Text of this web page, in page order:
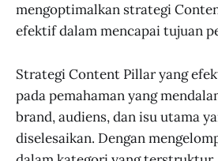
mengoptimalkan strategi
efektif dalam mencapai tujuan
Strategi Content Pillar yang
pada pemahaman yang
brand, audiens, dan isu utama
diselesaikan. Dengan